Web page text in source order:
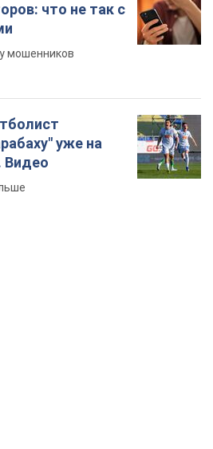
что не так с
мошенников
уже на
Видео